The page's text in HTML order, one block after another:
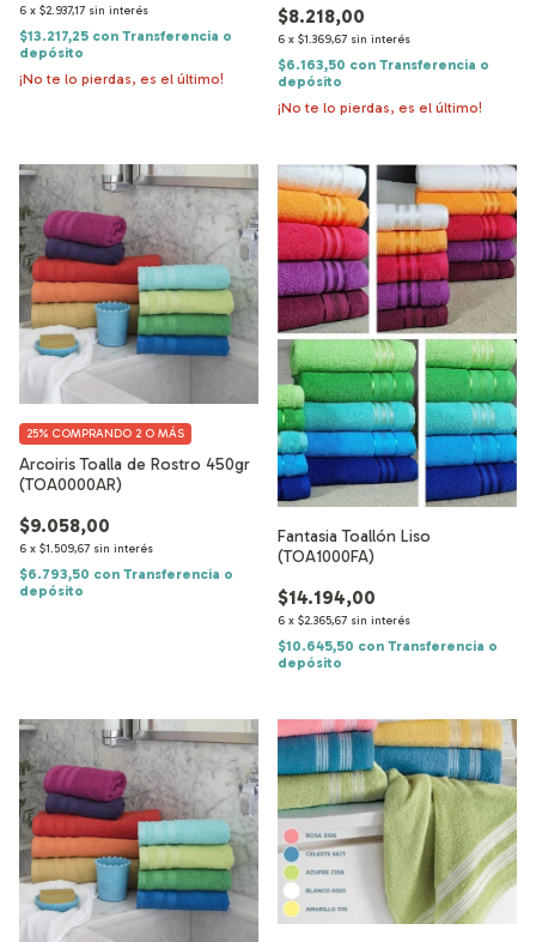
6 x $2.937,17 sin interés
$13.217,25 con Transferencia o
depósito
¡No te lo pierdas, es el último!
$8.218,00
6 x $1.369,67 sin interés
$6.163,50 con Transferencia o
depósito
¡No te lo pierdas, es el último!
Arcoiris Toalla de Rostro 450gr
(TOA0000AR)
$9.058,00
6 x $1.509,67 sin interés
25% COMPRANDO 2 O MÁS
$6.793,50 con Transferencia o
depósito
Fantasia Toallón Liso
(TOA1000FA)
$14.194,00
6 x $2.365,67 sin interés
$10.645,50 con Transferencia o
depósito